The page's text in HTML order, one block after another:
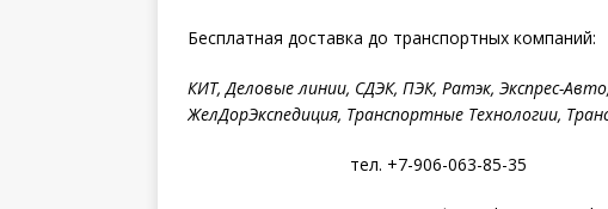
Бесплатная доставка до транспортных компаний:
КИТ, Деловые линии, СДЭК, ПЭК, Ратэк, Экспрес-
ЖелДорЭкспедиция, Транспортные Технологии,
тел. +7-906-063-85-35